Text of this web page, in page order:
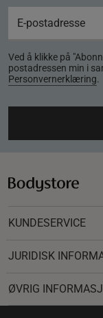
Ved å klikke på
postadressen min i
Personvernerklæring.
KUNDESERVICE
JURIDISK
ØVRIG